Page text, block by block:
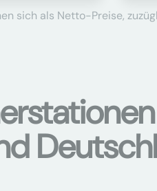
sich als Netto-Preise,